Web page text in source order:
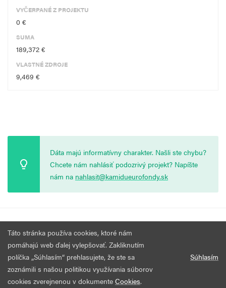
VYČERPANÉ Z PROJEKTU
0 €
SUMA
189,372 €
VLASTNÉ ZDROJE
9,469 €
Dáta majú informatívny charakter. Našli ste chybu?
Chcete nám nahlásiť podozrivý projekt? Napíšte
nám na nahlasit@kamidueurofondy.sk
Všetky práva vyhradené.
Táto stránka používa cookies, ktoré nám
pomáhajú web ďalej vylepšovať. Zakliknutím
políčka „Súhlasím“ prehlasujete, že ste sa
zoznámili s našou politikou využívania súborov
cookies zverejnenou v dokumente Cookies.
Súhlasím